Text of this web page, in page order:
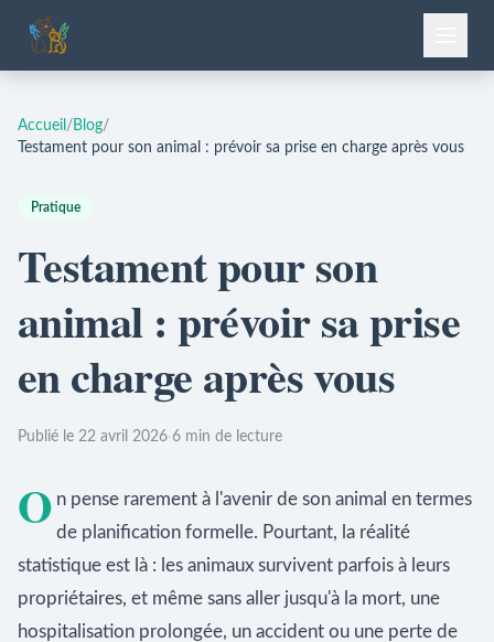
Accueil / Blog/
Testament pour son animal : prévoir sa prise en charge après vous
Pratique
Testament pour son
animal : prévoir sa prise
en charge après vous
Publié le 22 avril 2026·6 min de lecture
O n pense rarement à l'avenir de son animal en termes
de planification formelle. Pourtant, la réalité
statistique est là : les animaux survivent parfois à leurs
propriétaires, et même sans aller jusqu'à la mort, une
hospitalisation prolongée, un accident ou une perte de